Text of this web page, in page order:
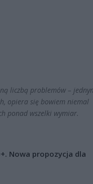
liczbą problemów –
opiera się bowiem niemal
ponad wszelki wymiar.
Nowa propozycja dla